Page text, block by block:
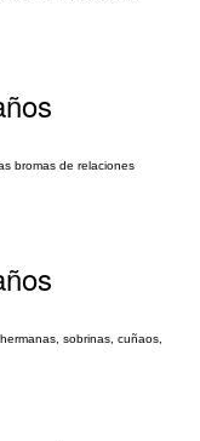
bromas de relaciones
sobrinas, cuñaos,